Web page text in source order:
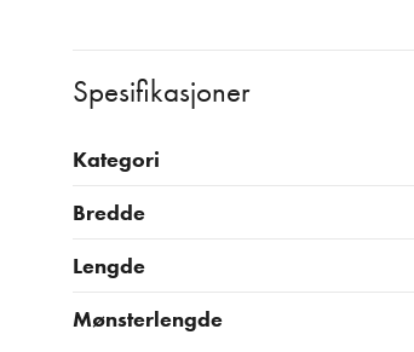
Spesifikasjoner
Kategori
Bredde
Lengde
Mønsterlengde